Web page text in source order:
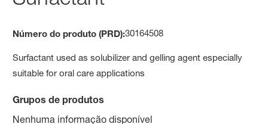
Número do produto (PRD):30164508
Surfactant used as solubilizer and gelling agent especially
suitable for oral care applications
Grupos de produtos
Nenhuma informação disponível